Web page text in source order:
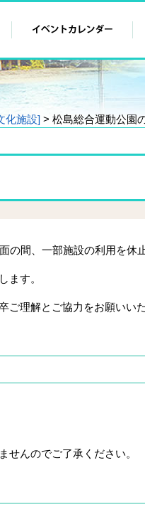
化施設] > 松島総合運動公園
の間、一部施設の利用を休
ます。
ご理解とご協力をお願いい
んのでご了承ください。